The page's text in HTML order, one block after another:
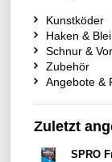
Kunstköder
Haken & Blei
Schnur &
Zubehör
Angebote &
Zuletzt